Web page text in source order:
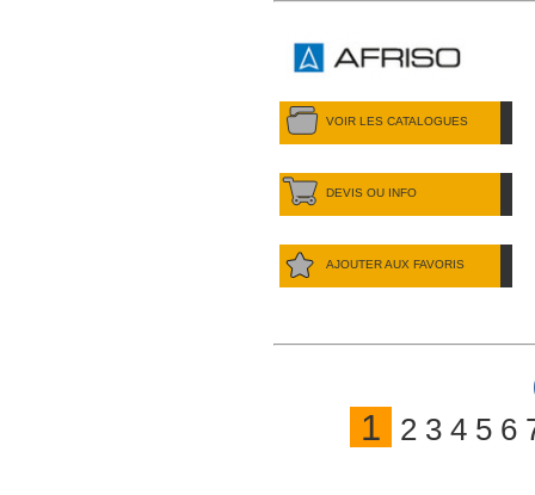
VOIR LES CATALOGUES
DEVIS OU INFO
AJOUTER AUX FAVORIS
1 2 3 4 5 6